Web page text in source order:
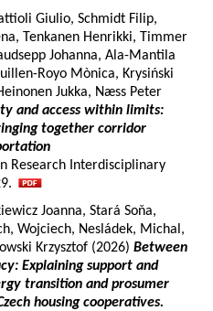
Giulio, Schmidt Filip,
Tenkanen Henrikki, Timmer
Johanna, Ala-Mantila
Royo Mònica, Krysiński
Jukka, Næss Peter
and access within limits:
together corridor
Research Interdisciplinary
Joanna, Stará Soňa,
Wojciech, Nesládek, Michal,
Krzysztof (2026) Between
Explaining support and
transition and prosumer
housing cooperatives.